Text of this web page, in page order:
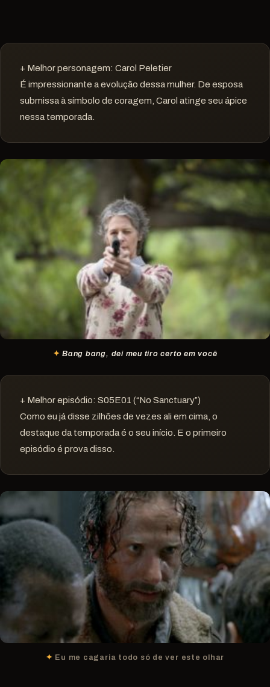
+ Melhor personagem: Carol Peletier
É impressionante a evolução dessa mulher. De esposa
submissa à símbolo de coragem, Carol atinge seu ápice
nessa temporada.
Bang bang, dei meu tiro certo em você
+ Melhor episódio: S05E01 (“No Sanctuary”)
Como eu já disse zilhões de vezes ali em cima, o
destaque da temporada é o seu início. E o primeiro
episódio é prova disso.
Eu me cagaria todo só de ver este olhar